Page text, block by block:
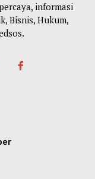
informasi
Bisnis, Hukum,